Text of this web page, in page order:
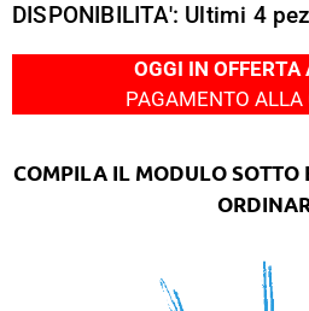
DISPONIBILITA': Ultimi 4
OGGI IN OFFERTA
PAGAMENTO ALLA
COMPILA IL MODULO SOTTO